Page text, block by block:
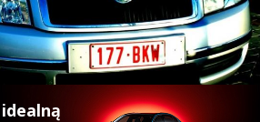
idealną